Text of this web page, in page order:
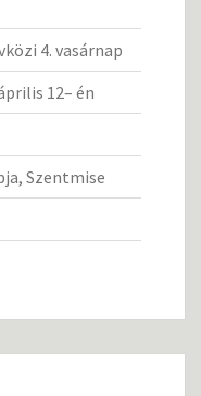
4. vasárnap
12– én
Szentmise